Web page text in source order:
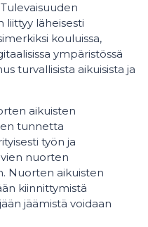
liittyy läheisesti
kouluissa,
ympäristössä
turvallisista aikuisista ja
aikuisten
tunnetta
työn ja
nuorten
Nuorten aikuisten
kiinnittymistä
jäämistä voidaan